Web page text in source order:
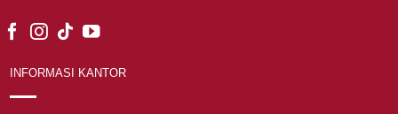
INFORMASI KANTOR